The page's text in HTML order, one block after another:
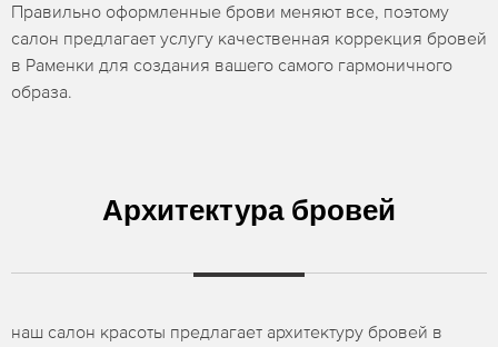
Правильно оформленные брови меняют все, поэтому
салон предлагает услугу качественная коррекция бровей
в Раменки для создания вашего самого гармоничного
образа.
Архитектура бровей
наш салон красоты предлагает архитектуру бровей в